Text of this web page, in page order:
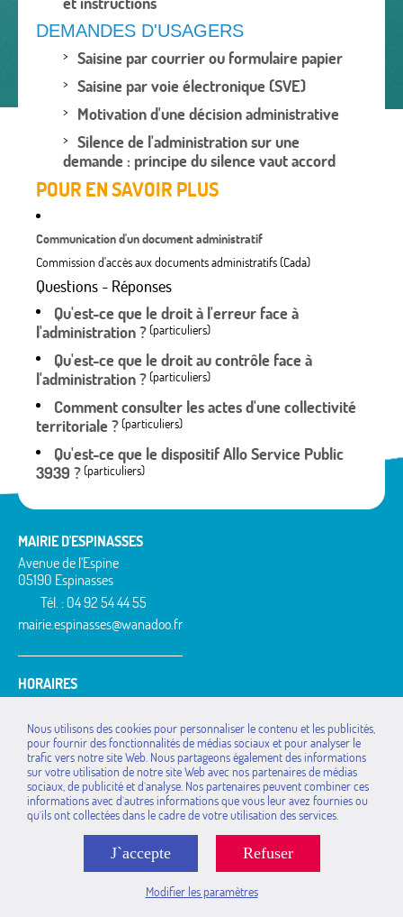
DEMANDES D'USAGERS
Saisine par courrier ou formulaire papier
Saisine par voie électronique (SVE)
Motivation d'une décision administrative
Silence de l'administration sur une
demande : principe du silence vaut accord
POUR EN SAVOIR PLUS
Communication d'un document administratif
Commission d'accès aux documents administratifs (Cada)
Questions - Réponses
Qu'est-ce que le droit à l'erreur face à
l'administration ?(particuliers)
Qu'est-ce que le droit au contrôle face à
l'administration ?(particuliers)
Comment consulter les actes d'une collectivité
territoriale ?(particuliers)
Qu'est-ce que le dispositif Allo Service Public
3939 ?(particuliers)
MAIRIE D'ESPINASSES
Avenue de l'Espine
05190 Espinasses
Tél. : 04 92 54 44 55
mairie.espinasses@wanadoo.fr
HORAIRES
Mardi : 9h à 12h / 14h à 18h
Jeudi : 9h à 12h / 14h à 18h
Vendredi : 14h à 17h
MAIRIES DE LA
COMMUNAUTÉ DE
COMMUNES
Avançon
La Bâtie-Vieille
La Rochette
Montgardin
Piégut
Rambaud
Remollon
Rochebrune
Rousset
Saint-Étienne-le-Laus
Théus
Valserres
Venterol
Mentions légales www.pimentrouge.fr
Nous utilisons des cookies pour personnaliser le contenu et les publicités,
pour fournir des fonctionnalités de médias sociaux et pour analyser le
trafic vers notre site Web. Nous partageons également des informations
sur votre utilisation de notre site Web avec nos partenaires de médias
sociaux, de publicité et d`analyse. Nos partenaires peuvent combiner ces
informations avec d`autres informations que vous leur avez fournies ou
qu`ils ont collectées dans le cadre de votre utilisation des services.
Refuser
J`accepte
Modifier les paramètres